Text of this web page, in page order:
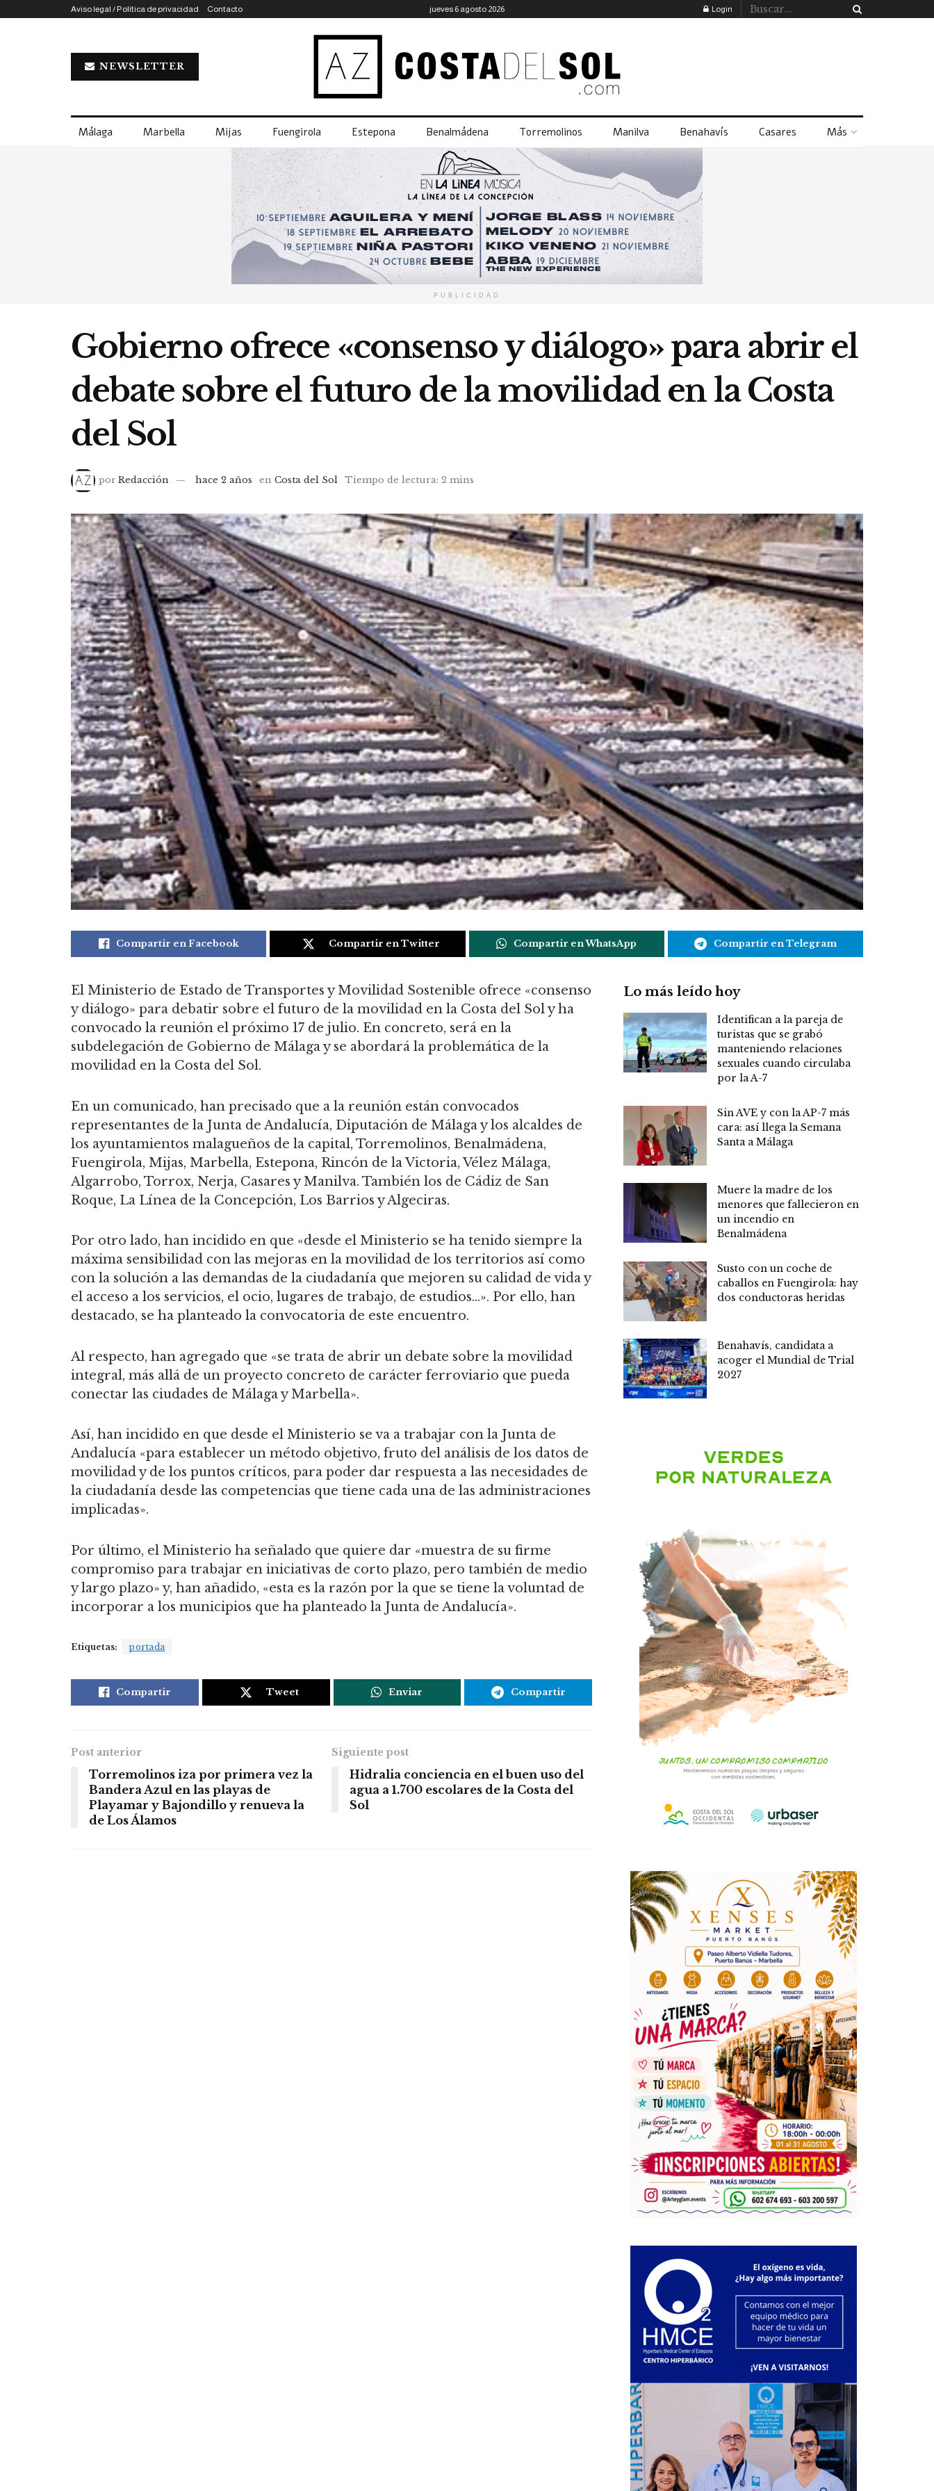
Aviso legal / Política de privacidad Contacto jueves 6 agosto 2026 Login
NEWSLETTER
Málaga Marbella Mijas Fuengirola Estepona Benalmádena Torremolinos Manilva Benahavís Casares Más
PUBLICIDAD
Gobierno ofrece «consenso y diálogo» para abrir el
debate sobre el futuro de la movilidad en la Costa
del Sol
por Redacción hace 2 años en Costa del Sol Tiempo de lectura: 2 mins
Compartir en Facebook Compartir en Twitter Compartir en WhatsApp Compartir en Telegram
El Ministerio de Estado de Transportes y Movilidad Sostenible ofrece «consenso
y diálogo» para debatir sobre el futuro de la movilidad en la Costa del Sol y ha
convocado la reunión el próximo 17 de julio. En concreto, será en la
subdelegación de Gobierno de Málaga y se abordará la problemática de la
movilidad en la Costa del Sol.
En un comunicado, han precisado que a la reunión están convocados
representantes de la Junta de Andalucía, Diputación de Málaga y los alcaldes de
los ayuntamientos malagueños de la capital, Torremolinos, Benalmádena,
Fuengirola, Mijas, Marbella, Estepona, Rincón de la Victoria, Vélez Málaga,
Algarrobo, Torrox, Nerja, Casares y Manilva. También los de Cádiz de San
Roque, La Línea de la Concepción, Los Barrios y Algeciras.
Por otro lado, han incidido en que «desde el Ministerio se ha tenido siempre la
máxima sensibilidad con las mejoras en la movilidad de los territorios así como
con la solución a las demandas de la ciudadanía que mejoren su calidad de vida y
el acceso a los servicios, el ocio, lugares de trabajo, de estudios…». Por ello, han
destacado, se ha planteado la convocatoria de este encuentro.
Al respecto, han agregado que «se trata de abrir un debate sobre la movilidad
integral, más allá de un proyecto concreto de carácter ferroviario que pueda
conectar las ciudades de Málaga y Marbella».
Así, han incidido en que desde el Ministerio se va a trabajar con la Junta de
Andalucía «para establecer un método objetivo, fruto del análisis de los datos de
movilidad y de los puntos críticos, para poder dar respuesta a las necesidades de
la ciudadanía desde las competencias que tiene cada una de las administraciones
implicadas».
Por último, el Ministerio ha señalado que quiere dar «muestra de su firme
compromiso para trabajar en iniciativas de corto plazo, pero también de medio
y largo plazo» y, han añadido, «esta es la razón por la que se tiene la voluntad de
incorporar a los municipios que ha planteado la Junta de Andalucía».
Etiquetas: portada
Compartir Tweet Enviar Compartir
Post anterior
Torremolinos iza por primera vez la
Bandera Azul en las playas de
Playamar y Bajondillo y renueva la
de Los Álamos
Siguiente post
Hidralia conciencia en el buen uso del
agua a 1.700 escolares de la Costa del
Sol
Lo más leído hoy
Identifican a la pareja de
turistas que se grabó
manteniendo relaciones
sexuales cuando circulaba
por la A-7
Sin AVE y con la AP-7 más
cara: así llega la Semana
Santa a Málaga
Muere la madre de los
menores que fallecieron en
un incendio en
Benalmádena
Susto con un coche de
caballos en Fuengirola: hay
dos conductoras heridas
Benahavís, candidata a
acoger el Mundial de Trial
2027